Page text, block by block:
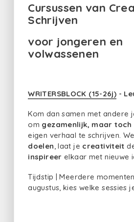
Cursussen van
Schrijven
voor jongeren en
volwassenen
WRITERSBLOCK (15-26j) -
Kom dan samen met andere
om gezamenlijk, maar
eigen verhaal te schrijven.
doelen, laat je creativiteit
inspireer elkaar met nieuwe
Tijdstip | Meerdere
augustus, kies welke sessies